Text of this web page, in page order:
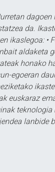
da.
ikaslegoa: •
aldaketa
honako
egoeran
euskaraz
lanbide